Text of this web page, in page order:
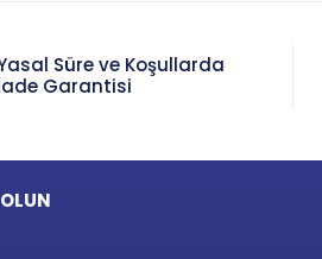
Süre ve Koşullarda
Garantisi